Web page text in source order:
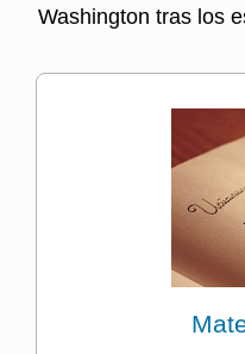
Washington tras los